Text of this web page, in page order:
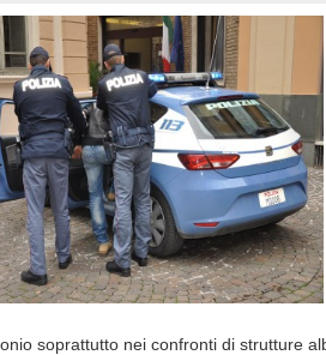
soprattutto nei confronti di strutture